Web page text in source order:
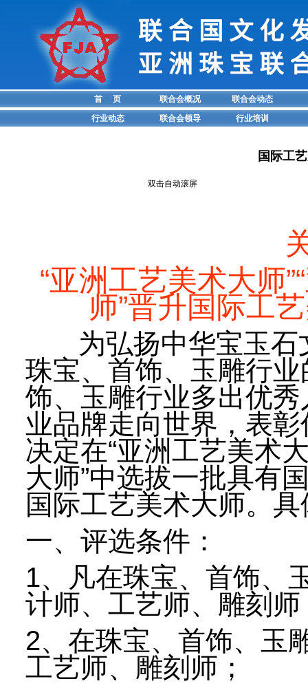
首 页 联合会概况 联合会动态
行业动态
联合会领导 行业培训
国际工
双击自动滚屏
“亚洲工艺美术大师
师”晋升国际工
为弘扬中华宝玉石
珠宝、首饰、玉雕行
饰、玉雕行业多出优
业品牌走向世界，表
决定在“亚洲工艺美术
大师”中选拔一批具有
国际工艺美术大师。 具
一、评选条件：
1、凡在珠宝、首饰、
计师、工艺师、雕刻师
2、在珠宝、首饰、玉
工艺师、雕刻师；